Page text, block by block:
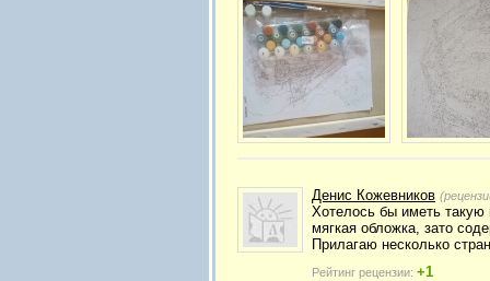
Денис Кожевников
Хотелось бы иметь такую
мягкая обложка, зато
Прилагаю несколько
Рейтинг рецензии: +1